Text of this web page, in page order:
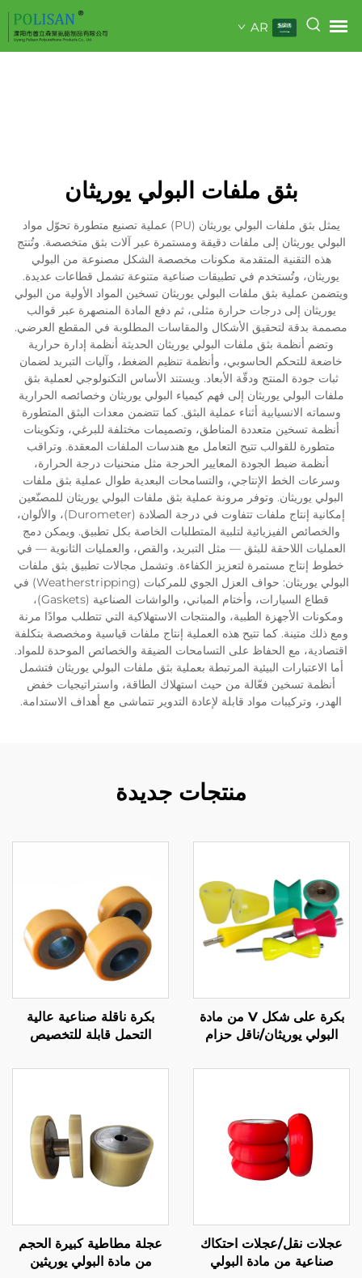
AR
بثق ملفات البولي يوريثان
يمثل بثق ملفات البولي يوريثان (PU) عملية تصنيع متطورة تحوّل مواد
البولي يوريثان إلى ملفات دقيقة ومستمرة عبر آلات بثق متخصصة. وتُنتج
هذه التقنية المتقدمة مكونات مخصصة الشكل مصنوعة من البولي
يوريثان، وتُستخدم في تطبيقات صناعية متنوعة تشمل قطاعات عديدة.
ويتضمن عملية بثق ملفات البولي يوريثان تسخين المواد الأولية من البولي
يوريثان إلى درجات حرارة مثلى، ثم دفع المادة المنصهرة عبر قوالب
مصممة بدقة لتحقيق الأشكال والمقاسات المطلوبة في المقطع العرضي.
وتضم أنظمة بثق ملفات البولي يوريثان الحديثة أنظمة إدارة حرارية
خاضعة للتحكم الحاسوبي، وأنظمة تنظيم الضغط، وآليات التبريد لضمان
ثبات جودة المنتج ودقّة الأبعاد. ويستند الأساس التكنولوجي لعملية بثق
ملفات البولي يوريثان إلى فهم كيمياء البولي يوريثان وخصائصه الحرارية
وسماته الانسيابية أثناء عملية البثق. كما تتضمن معدات البثق المتطورة
أنظمة تسخين متعددة المناطق، وتصميمات مختلفة للبرغي، وتكوينات
متطورة للقوالب تتيح التعامل مع هندسات الملفات المعقدة. وتراقب
أنظمة ضبط الجودة المعايير الحرجة مثل منحنيات درجة الحرارة،
وسرعات الخط الإنتاجي، والتسامحات البعدية طوال عملية بثق ملفات
البولي يوريثان. وتوفر مرونة عملية بثق ملفات البولي يوريثان للمصنّعين
إمكانية إنتاج ملفات تتفاوت في درجة الصلادة (Durometer)، والألوان،
والخصائص الفيزيائية لتلبية المتطلبات الخاصة بكل تطبيق. ويمكن دمج
العمليات اللاحقة للبثق — مثل التبريد، والقص، والعمليات الثانوية — في
خطوط إنتاج مستمرة لتعزيز الكفاءة. وتشمل مجالات تطبيق بثق ملفات
البولي يوريثان: حواف العزل الجوي للمركبات (Weatherstripping) في
قطاع السيارات، وأختام المباني، والواشات الصناعية (Gaskets)،
ومكونات الأجهزة الطبية، والمنتجات الاستهلاكية التي تتطلب موادًا مرنة
ومع ذلك متينة. كما تتيح هذه العملية إنتاج ملفات قياسية ومخصصة بتكلفة
اقتصادية، مع الحفاظ على التسامحات الضيقة والخصائص الموحدة للمواد.
أما الاعتبارات البيئية المرتبطة بعملية بثق ملفات البولي يوريثان فتشمل
أنظمة تسخين فعّالة من حيث استهلاك الطاقة، واستراتيجيات خفض
الهدر، وتركيبات مواد قابلة لإعادة التدوير تتماشى مع أهداف الاستدامة.
منتجات جديدة
بكرة على شكل V من مادة
البولي يوريثان/ناقل حزام
بكرة ناقلة صناعية عالية
التحمل قابلة للتخصيص
محمل مطاطية صامتة من
عجلات نقل/عجلات احتكاك
صناعية من مادة البولي
عجلة مطاطية كبيرة الحجم
من مادة البولي يوريثين